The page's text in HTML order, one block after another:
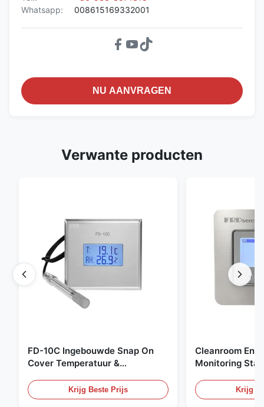
Whatsapp:
008615169332001
NU AANVRAGEN
Verwante producten
FD-10C Ingebouwde Snap On
Cover Temperatuur &
roestvrijstalen monitor
Krijg Beste Prijs
Cleanroom
Monitoring
20mA/RS485
Fume Detection
Krijg